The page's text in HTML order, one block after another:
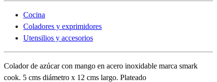
Cocina
Coladores y exprimidores
Utensilios y accesorios
Colador de azúcar con mango en acero inoxidable marca smark
cook. 5 cms diámetro x 12 cms largo. Plateado